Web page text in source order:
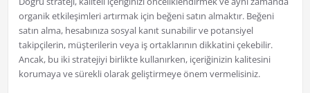
organik etkileşimleri artırmak için beğeni satın almaktır. Beğeni
satın alma, hesabınıza sosyal kanıt sunabilir ve potansiyel
takipçilerin, müşterilerin veya iş ortaklarının dikkatini çekebilir.
Ancak, bu iki stratejiyi birlikte kullanırken, içeriğinizin kalitesini
korumaya ve sürekli olarak geliştirmeye önem vermelisiniz.